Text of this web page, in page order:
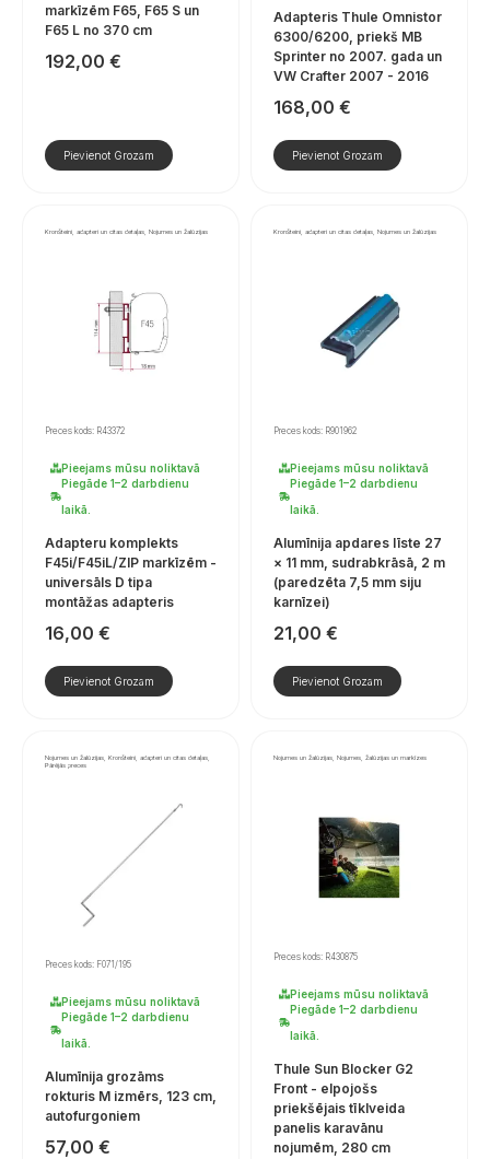
markīzēm F65, F65 S un
F65 L no 370 cm
192,00 €
Pievienot Grozam
Adapteris Thule Omnistor
6300/6200, priekš MB
Sprinter no 2007. gada un
VW Crafter 2007 - 2016
168,00 €
Pievienot Grozam
Kronšteini, adapteri un citas detaļas, Nojumes un žalūzijas
Preces kods: R43372
Pieejams mūsu noliktavā
Piegāde 1–2 darbdienu
laikā.
Adapteru komplekts
F45i/F45iL/ZIP markīzēm -
universāls D tipa
montāžas adapteris
16,00 €
Pievienot Grozam
Kronšteini, adapteri un citas detaļas, Nojumes un žalūzijas
Preces kods: R901962
Pieejams mūsu noliktavā
Piegāde 1–2 darbdienu
laikā.
Alumīnija apdares līste 27
× 11 mm, sudrabkrāsā, 2 m
(paredzēta 7,5 mm siju
karnīzei)
21,00 €
Pievienot Grozam
Nojumes un žalūzijas, Kronšteini, adapteri un citas detaļas,
Pārējās preces
Preces kods: F071/195
Pieejams mūsu noliktavā
Piegāde 1–2 darbdienu
laikā.
Alumīnija grozāms
rokturis M izmērs, 123 cm,
autofurgoniem
57,00 €
Nojumes un žalūzijas, Nojumes, žalūzijas un markīzes
Preces kods: R430875
Pieejams mūsu noliktavā
Piegāde 1–2 darbdienu
laikā.
Thule Sun Blocker G2
Front - elpojošs
priekšējais tīklveida
panelis karavānu
nojumēm, 280 cm